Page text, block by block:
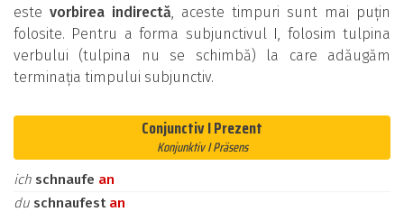
este vorbirea indirectă, aceste timpuri sunt mai puțin
folosite. Pentru a forma subjunctivul I, folosim tulpina
verbului (tulpina nu se schimbă) la care adăugăm
terminația timpului subjunctiv.
Conjunctiv I Prezent
Konjunktiv I Präsens
ich schnaufe an
du schnaufest an